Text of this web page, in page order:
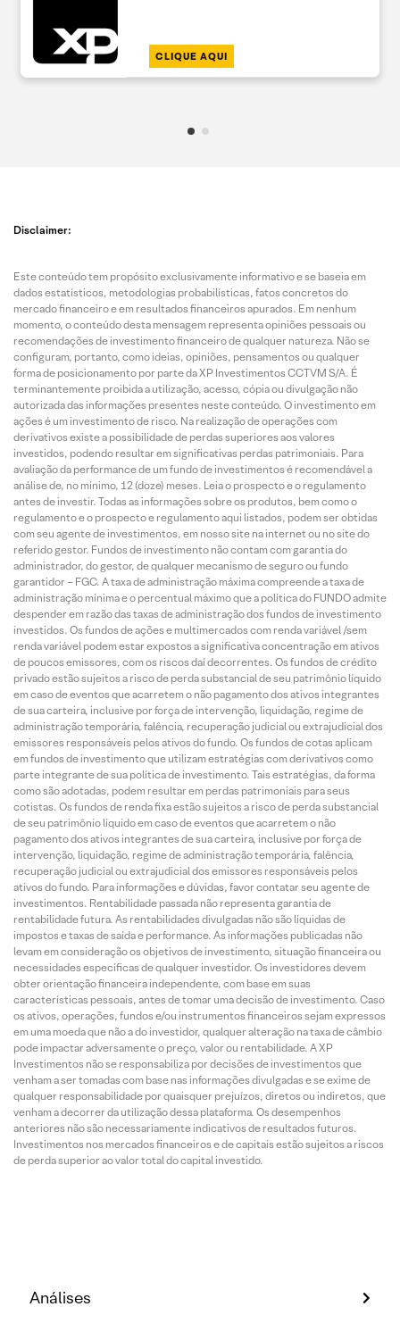
CLIQUE AQUI
Disclaimer:
Este conteúdo tem propósito exclusivamente informativo e se baseia em
dados estatísticos, metodologias probabilísticas, fatos concretos do
mercado financeiro e em resultados financeiros apurados. Em nenhum
momento, o conteúdo desta mensagem representa opiniões pessoais ou
recomendações de investimento financeiro de qualquer natureza. Não se
configuram, portanto, como ideias, opiniões, pensamentos ou qualquer
forma de posicionamento por parte da XP Investimentos CCTVM S/A. É
terminantemente proibida a utilização, acesso, cópia ou divulgação não
autorizada das informações presentes neste conteúdo. O investimento em
ações é um investimento de risco. Na realização de operações com
derivativos existe a possibilidade de perdas superiores aos valores
investidos, podendo resultar em significativas perdas patrimoniais. Para
avaliação da performance de um fundo de investimentos é recomendável a
análise de, no mínimo, 12 (doze) meses. Leia o prospecto e o regulamento
antes de investir. Todas as informações sobre os produtos, bem como o
regulamento e o prospecto e regulamento aqui listados, podem ser obtidas
com seu agente de investimentos, em nosso site na internet ou no site do
referido gestor. Fundos de investimento não contam com garantia do
administrador, do gestor, de qualquer mecanismo de seguro ou fundo
garantidor – FGC. A taxa de administração máxima compreende a taxa de
administração mínima e o percentual máximo que a política do FUNDO admite
despender em razão das taxas de administração dos fundos de investimento
investidos. Os fundos de ações e multimercados com renda variável /sem
renda variável podem estar expostos a significativa concentração em ativos
de poucos emissores, com os riscos daí decorrentes. Os fundos de crédito
privado estão sujeitos a risco de perda substancial de seu patrimônio líquido
em caso de eventos que acarretem o não pagamento dos ativos integrantes
de sua carteira, inclusive por força de intervenção, liquidação, regime de
administração temporária, falência, recuperação judicial ou extrajudicial dos
emissores responsáveis pelos ativos do fundo. Os fundos de cotas aplicam
em fundos de investimento que utilizam estratégias com derivativos como
parte integrante de sua política de investimento. Tais estratégias, da forma
como são adotadas, podem resultar em perdas patrimoniais para seus
cotistas. Os fundos de renda fixa estão sujeitos a risco de perda substancial
de seu patrimônio líquido em caso de eventos que acarretem o não
pagamento dos ativos integrantes de sua carteira, inclusive por força de
intervenção, liquidação, regime de administração temporária, falência,
recuperação judicial ou extrajudicial dos emissores responsáveis pelos
ativos do fundo. Para informações e dúvidas, favor contatar seu agente de
investimentos. Rentabilidade passada não representa garantia de
rentabilidade futura. As rentabilidades divulgadas não são líquidas de
impostos e taxas de saída e performance. As informações publicadas não
levam em consideração os objetivos de investimento, situação financeira ou
necessidades específicas de qualquer investidor. Os investidores devem
obter orientação financeira independente, com base em suas
características pessoais, antes de tomar uma decisão de investimento. Caso
os ativos, operações, fundos e/ou instrumentos financeiros sejam expressos
em uma moeda que não a do investidor, qualquer alteração na taxa de câmbio
pode impactar adversamente o preço, valor ou rentabilidade. A XP
Investimentos não se responsabiliza por decisões de investimentos que
venham a ser tomadas com base nas informações divulgadas e se exime de
qualquer responsabilidade por quaisquer prejuízos, diretos ou indiretos, que
venham a decorrer da utilização dessa plataforma. Os desempenhos
anteriores não são necessariamente indicativos de resultados futuros.
Investimentos nos mercados financeiros e de capitais estão sujeitos a riscos
de perda superior ao valor total do capital investido.
Análises